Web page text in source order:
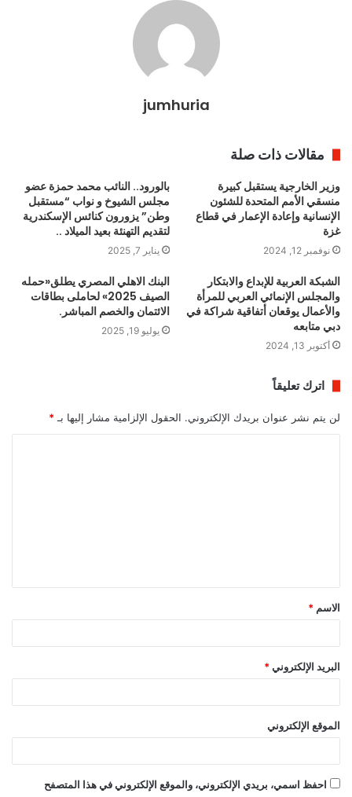
jumhuria
مقالات ذات صلة
وزير الخارجية يستقبل كبيرة
منسقي الأمم المتحدة للشئون
الإنسانية وإعادة الإعمار في قطاع
غزة
نوفمبر 12, 2024
بالورود.. النائب محمد حمزة عضو
مجلس الشيوخ و نواب “مستقبل
وطن” يزورون كنائس الإسكندرية
لتقديم التهنئة بعيد الميلاد ..
يناير 7, 2025
الشبكة العربية للإبداع والابتكار
والمجلس الإنمائي العربي للمرأة
والأعمال يوقعان أتفاقية شراكة في
دبي متابعه
أكتوبر 13, 2024
البنك الاهلي المصري يطلق«حمله
الصيف 2025» لحاملى بطاقات
الائتمان والخصم المباشر.
يوليو 19, 2025
اترك تعليقاً
لن يتم نشر عنوان بريدك الإلكتروني. الحقول الإلزامية مشار إليها بـ *
ق
*
الاسم *
البريد الإلكتروني *
الموقع الإلكتروني
احفظ اسمي، بريدي الإلكتروني، والموقع الإلكتروني في هذا المتصفح